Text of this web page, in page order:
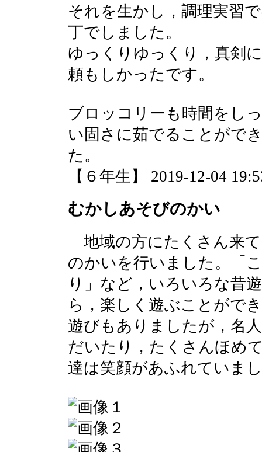
それを生かし，調理実習
丁でしました。
ゆっくりゆっくり，真剣
頼もしかったです。
ブロッコリーも時間をし
い固さに茹でることがで
た。
【６年生】 2019-12-04
むかしあそびのかい
地域の方にたくさん来
のかいを行いました。「
り」など，いろいろな昔
ら，楽しく遊ぶことがで
遊びもありましたが，名
だいたり，たくさんほめ
達は笑顔があふれていま